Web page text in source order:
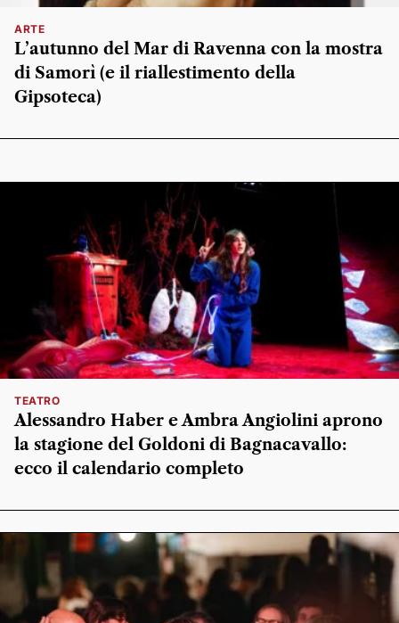
ARTE
L’autunno del Mar di Ravenna con la mostra
di Samorì (e il riallestimento della
Gipsoteca)
TEATRO
Alessandro Haber e Ambra Angiolini aprono
la stagione del Goldoni di Bagnacavallo:
ecco il calendario completo